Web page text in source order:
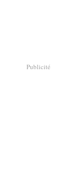
Publicité